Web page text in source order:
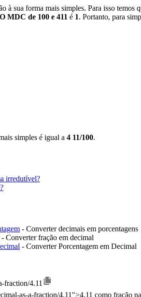
à sua forma mais simples. Para isso temos
O MDC de 100 e 411 é 1. Portanto, para
simples é igual a 4 11/100.
irredutível?
- Converter decimais em porcentagens
- Converter fração em decimal
- Converter Porcentagem em Decimal
fraction/4.11
as-a-fraction/4.11">4,11 como fração